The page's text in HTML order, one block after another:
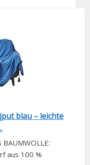
blau – leichte
BAUMWOLLE:
aus 100 %